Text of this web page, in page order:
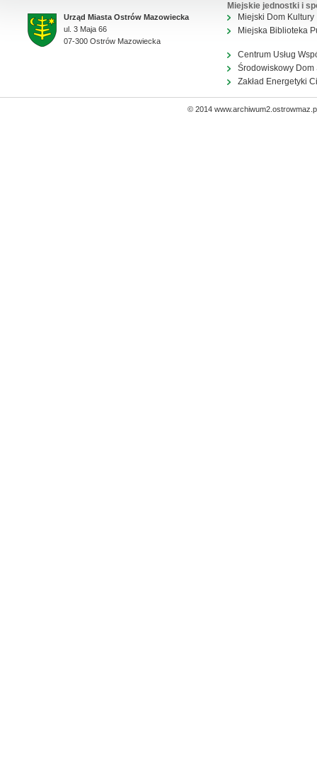
Urząd Miasta Ostrów Mazowiecka
ul. 3 Maja 66
07-300 Ostrów Mazowiecka
Miejskie jednostki i
Miejski Dom Kultury
Miejska Biblioteka
Centrum Usług
Środowiskowy Dom
Zakład Energetyki
© 2014